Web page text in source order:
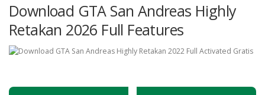
Download GTA San Andreas Highly
Retakan 2026 Full Features